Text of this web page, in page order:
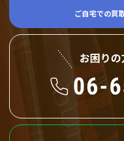
ご自宅での買